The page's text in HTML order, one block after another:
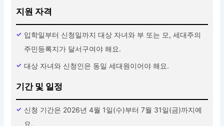
지원 자격
입학일부터 신청일까지 대상 자녀와 부 또는 모, 세대주의
주민등록지가 달서구여야 해요.
대상 자녀와 신청인은 동일 세대원이어야 해요.
기간 및 일정
신청 기간은 2026년 4월 1일(수)부터 7월 31일(금)까지예
요.